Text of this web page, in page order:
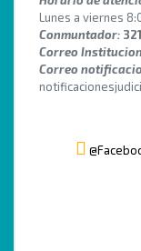
Lunes a viernes
Conmuntador:
Correo
Correo